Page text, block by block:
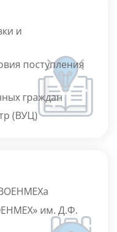
и
поступления
граждан
(ВУЦ)
им. Д.Ф.